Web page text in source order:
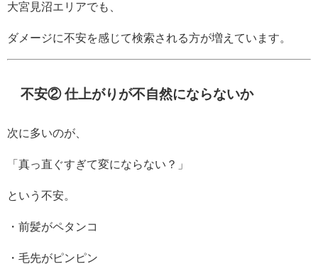
大宮見沼エリアでも、
ダメージに不安を感じて検索される方が増えています。
不安② 仕上がりが不自然にならないか
次に多いのが、
「真っ直ぐすぎて変にならない？」
という不安。
・前髪がペタンコ
・毛先がピンピン